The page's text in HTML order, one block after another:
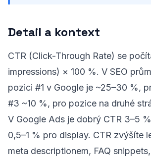
Detail a kontext
CTR (Click-Through Rate) se
impressions) × 100 %. V SEO
pozici #1 v Google je ~25–30 %,
#3 ~10 %, pro pozice na druhé
V Google Ads je dobrý CTR 3–5
0,5–1 % pro display. CTR zvýšíte
meta descriptionem, FAQ